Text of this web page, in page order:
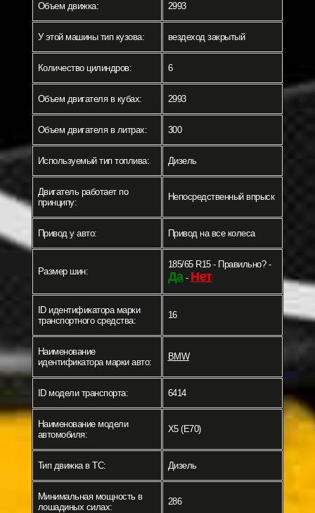
Объем движка: 2993
У этой машины тип кузова: вездеход закрытый
Количество цилиндров: 6
Объем двигателя в кубах: 2993
Объем двигателя в литрах: 300
Используемый тип топлива: Дизель
Двигатель работает по
принципу:
Непосредственный впрыск
Привод у авто: Привод на все колеса
Размер шин:
185/65 R15 - Правильно? -
Да- Нет
ID идентификатора марки
транспортного средства:
16
Наименование
идентификатора марки авто:
BMW
ID модели транспорта: 6414
Наименование модели
автомобиля:
X5 (E70)
Тип движка в ТС: Дизель
Минимальная мощность в
лошадиных силах:
286